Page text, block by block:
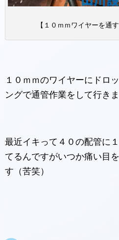
【１０ｍｍワイヤーを通す
１０ｍｍのワイヤーにドロ
ングで通管作業をして行きま
最近イキって４０の配管に
てるんですがいつか痛い目
す（苦笑）